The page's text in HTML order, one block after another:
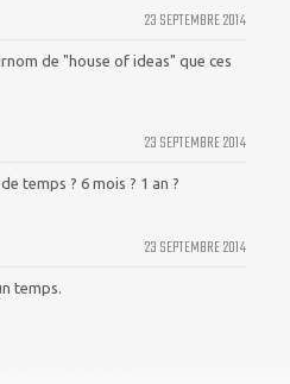
23 SEPTEMBRE 2014
de "house of ideas" que ces
23 SEPTEMBRE 2014
temps ? 6 mois ? 1 an ?
23 SEPTEMBRE 2014
temps.